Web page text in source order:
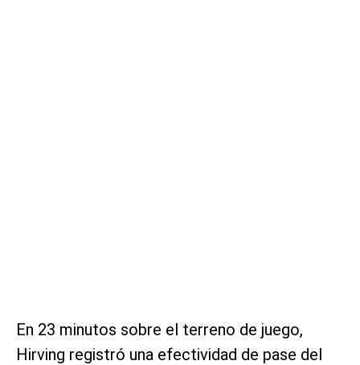
En 23 minutos sobre el terreno de juego,
Hirving registró una efectividad de pase del